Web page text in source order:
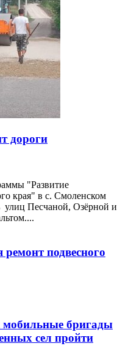
дороги
"Развитие
края" в с. Смоленском
улиц Песчаной, Озёрной и
подвесного
мобильные бригады
сел пройти